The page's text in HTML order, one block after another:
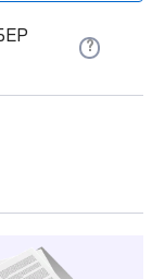
?